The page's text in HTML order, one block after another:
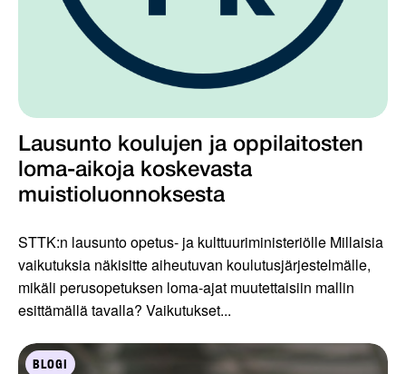
Lausunto koulujen ja oppilaitosten
loma-aikoja koskevasta
muistioluonnoksesta
STTK:n lausunto opetus- ja kulttuuriministeriölle Millaisia
vaikutuksia näkisitte aiheutuvan koulutusjärjestelmälle,
mikäli perusopetuksen loma-ajat muutettaisiin mallin
esittämällä tavalla? Vaikutukset...
BLOGI